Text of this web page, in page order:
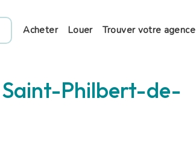
Acheter Louer Trouver votre agence
Saint-Philbert-de-